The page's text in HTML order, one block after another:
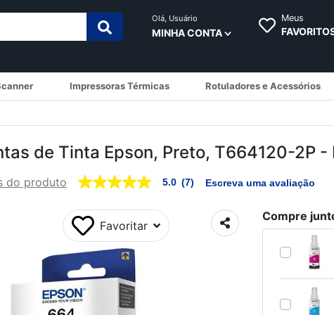
Olá, Usuário
MINHA CONTA
Meus
Impressoras Térmicas Rotuladores e Acessórios
de Tinta Epson, Preto, T664120-2P -
do produto
5.0
5
estrelas,
valor
médio
de
avaliação.
Read
7
Reviews.
5.0 (7) Escreva uma avaliação
Favoritar
Compre